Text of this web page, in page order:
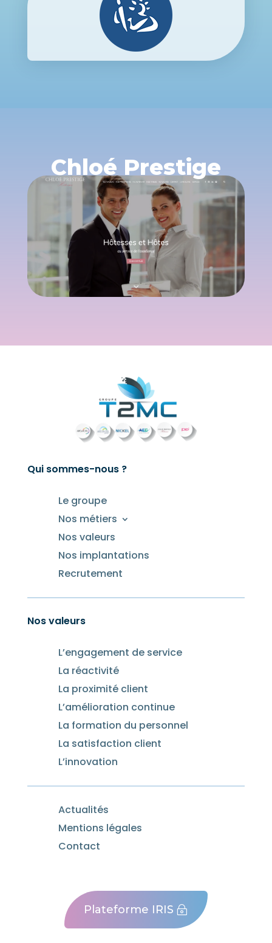
Chloé Prestige
Qui sommes-nous ?
Le groupe
Nos métiers
Nos valeurs
Nos implantations
Recrutement
Nos valeurs
L’engagement de service
La réactivité
La proximité client
L’amélioration continue
La formation du personnel
La satisfaction client
L’innovation
Actualités
Mentions légales
Contact
Plateforme IRIS